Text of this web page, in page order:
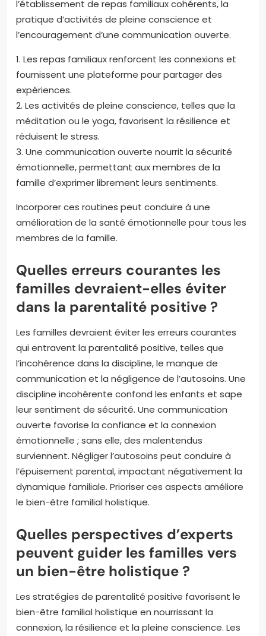
l’établissement de repas familiaux cohérents, la
pratique d’activités de pleine conscience et
l’encouragement d’une communication ouverte.
1. Les repas familiaux renforcent les connexions et
fournissent une plateforme pour partager des
expériences.
2. Les activités de pleine conscience, telles que la
méditation ou le yoga, favorisent la résilience et
réduisent le stress.
3. Une communication ouverte nourrit la sécurité
émotionnelle, permettant aux membres de la
famille d’exprimer librement leurs sentiments.
Incorporer ces routines peut conduire à une
amélioration de la santé émotionnelle pour tous les
membres de la famille.
Quelles erreurs courantes les
familles devraient-elles éviter
dans la parentalité positive ?
Les familles devraient éviter les erreurs courantes
qui entravent la parentalité positive, telles que
l’incohérence dans la discipline, le manque de
communication et la négligence de l’autosoins. Une
discipline incohérente confond les enfants et sape
leur sentiment de sécurité. Une communication
ouverte favorise la confiance et la connexion
émotionnelle ; sans elle, des malentendus
surviennent. Négliger l’autosoins peut conduire à
l’épuisement parental, impactant négativement la
dynamique familiale. Prioriser ces aspects améliore
le bien-être familial holistique.
Quelles perspectives d’experts
peuvent guider les familles vers
un bien-être holistique ?
Les stratégies de parentalité positive favorisent le
bien-être familial holistique en nourrissant la
connexion, la résilience et la pleine conscience. Les